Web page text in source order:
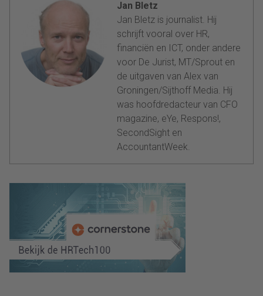
Jan Bletz
Jan Bletz is journalist. Hij
schrijft vooral over HR,
financiën en ICT, onder andere
voor De Jurist, MT/Sprout en
de uitgaven van Alex van
Groningen/Sijthoff Media. Hij
was hoofdredacteur van CFO
magazine, eYe, Respons!,
SecondSight en
AccountantWeek.